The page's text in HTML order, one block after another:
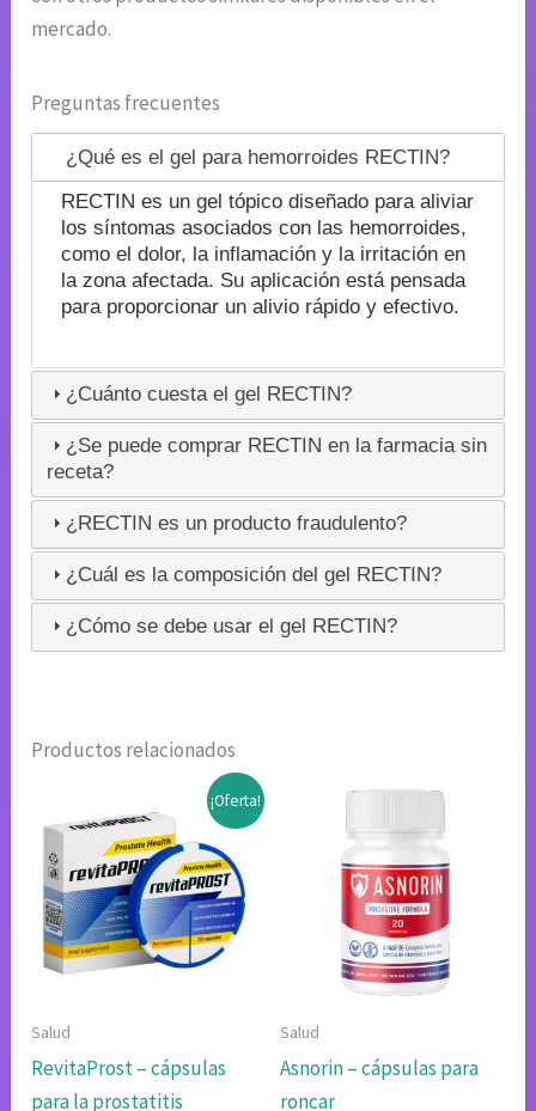
mercado.
Preguntas frecuentes
¿Qué es el gel para hemorroides RECTIN?
RECTIN es un gel tópico diseñado para aliviar
los síntomas asociados con las hemorroides,
como el dolor, la inflamación y la irritación en
la zona afectada. Su aplicación está pensada
para proporcionar un alivio rápido y efectivo.
¿Cuánto cuesta el gel RECTIN?
¿Se puede comprar RECTIN en la farmacia sin
receta?
¿RECTIN es un producto fraudulento?
¿Cuál es la composición del gel RECTIN?
¿Cómo se debe usar el gel RECTIN?
Productos relacionados
¡Oferta!
Salud
RevitaProst – cápsulas
para la prostatitis
Salud
Asnorin – cápsulas para
roncar